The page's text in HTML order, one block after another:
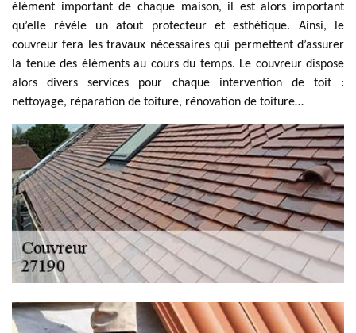
élément important de chaque maison, il est alors important
qu’elle révèle un atout protecteur et esthétique. Ainsi, le
couvreur fera les travaux nécessaires qui permettent d’assurer
la tenue des éléments au cours du temps. Le couvreur dispose
alors divers services pour chaque intervention de toit :
nettoyage, réparation de toiture, rénovation de toiture…